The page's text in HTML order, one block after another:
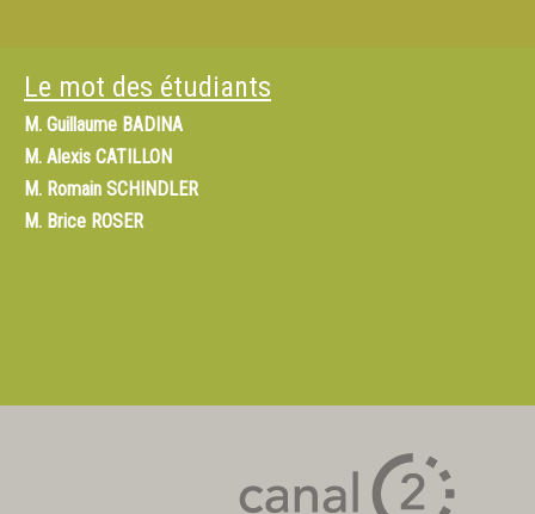
Le mot des étudiants
M. Guillaume BADINA
M. Alexis CATILLON
M. Romain SCHINDLER
M. Brice ROSER